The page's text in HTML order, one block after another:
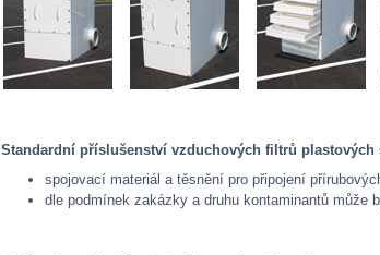
Standardní příslušenství vzduchových filtrů plastových
spojovací materiál a těsnění pro připojení
dle podmínek zakázky a druhu kontaminantů